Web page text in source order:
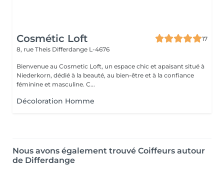
Cosmétic Loft
17
8, rue Theis Differdange L-4676
Bienvenue au Cosmetic Loft, un espace chic et apaisant situé à
Niederkorn, dédié à la beauté, au bien-être et à la confiance
féminine et masculine. C...
Décoloration Homme
Nous avons également trouvé Coiffeurs autour
de Differdange